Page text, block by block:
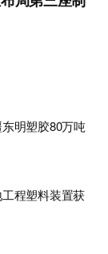
明塑胶80万吨
程塑料装置获